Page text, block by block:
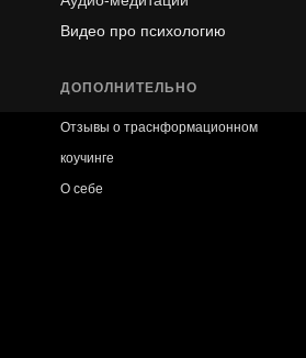
Видео про психологию
ДОПОЛНИТЕЛЬНО
Отзывы о траснформационном
коучинге
О себе